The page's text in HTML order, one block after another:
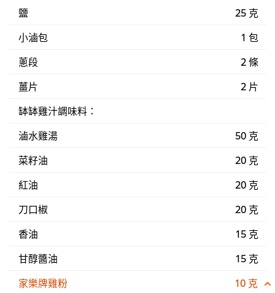
鹽
25 克
小滷包
1 包
蔥段
2 條
薑片
2 片
缽缽雞汁調味料：
滷水雞湯
50 克
菜籽油
20 克
紅油
20 克
刀口椒
20 克
香油
15 克
甘醇醬油
15 克
家樂牌雞粉
10 克